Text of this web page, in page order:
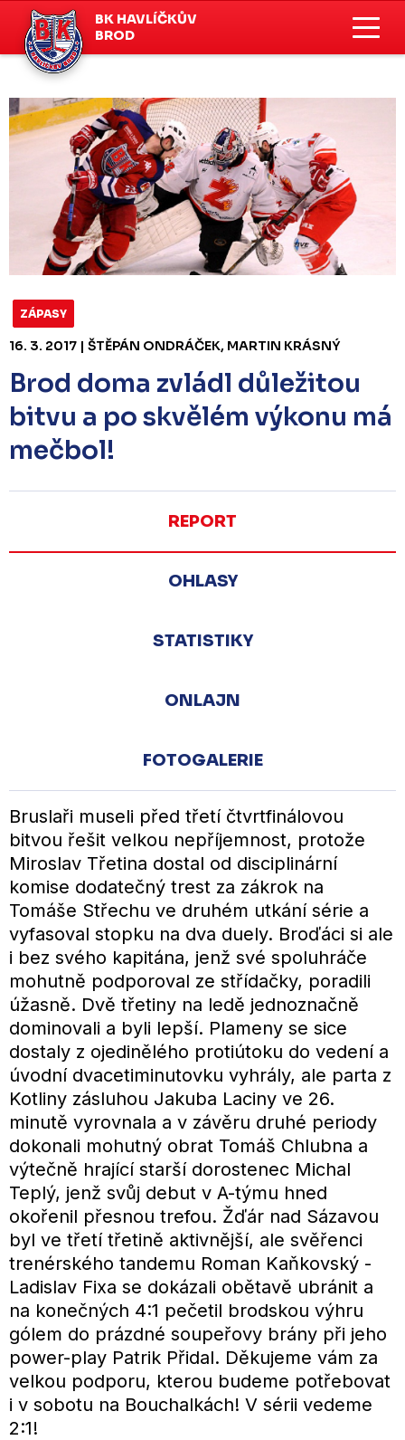
BK HAVLÍČKŮV
BROD
ZÁPASY
16. 3. 2017 | ŠTĚPÁN ONDRÁČEK, MARTIN KRÁSNÝ
Brod doma zvládl důležitou
bitvu a po skvělém výkonu má
mečbol!
REPORT
OHLASY
STATISTIKY
ONLAJN
FOTOGALERIE
Bruslaři museli před třetí čtvrtfinálovou
bitvou řešit velkou nepříjemnost, protože
Miroslav Třetina dostal od disciplinární
komise dodatečný trest za zákrok na
Tomáše Střechu ve druhém utkání série a
vyfasoval stopku na dva duely. Broďáci si ale
i bez svého kapitána, jenž své spoluhráče
mohutně podporoval ze střídačky, poradili
úžasně. Dvě třetiny na ledě jednoznačně
dominovali a byli lepší. Plameny se sice
dostaly z ojedinělého protiútoku do vedení a
úvodní dvacetiminutovku vyhrály, ale parta z
Kotliny zásluhou Jakuba Laciny ve 26.
minutě vyrovnala a v závěru druhé periody
dokonali mohutný obrat Tomáš Chlubna a
výtečně hrající starší dorostenec Michal
Teplý, jenž svůj debut v A-týmu hned
okořenil přesnou trefou. Žďár nad Sázavou
byl ve třetí třetině aktivnější, ale svěřenci
trenérského tandemu Roman Kaňkovský -
Ladislav Fixa se dokázali obětavě ubránit a
na konečných 4:1 pečetil brodskou výhru
gólem do prázdné soupeřovy brány při jeho
power-play Patrik Přidal. Děkujeme vám za
velkou podporu, kterou budeme potřebovat
i v sobotu na Bouchalkách! V sérii vedeme
2:1!